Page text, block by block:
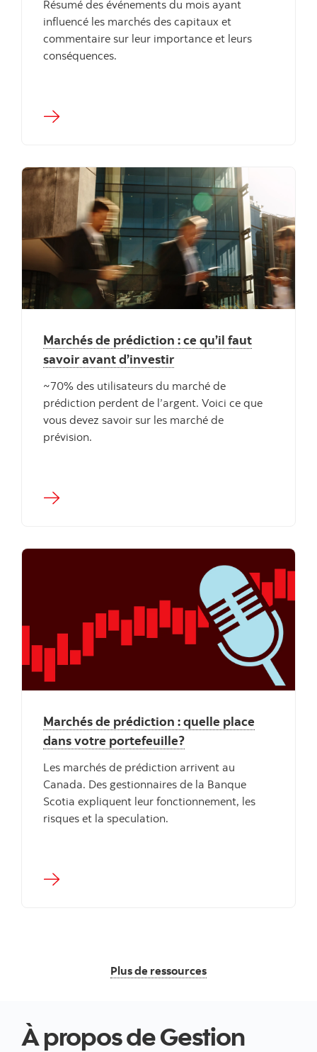
Résumé des événements du mois ayant
influencé les marchés des capitaux et
commentaire sur leur importance et leurs
conséquences.
"" ""
Marchés de prédiction : ce qu’il faut
savoir avant d’investir
~70% des utilisateurs du marché de
prédiction perdent de l’argent. Voici ce que
vous devez savoir sur les marché de
prévision.
Marchés de prédiction : quelle place
dans votre portefeuille?
Les marchés de prédiction arrivent au
Canada. Des gestionnaires de la Banque
Scotia expliquent leur fonctionnement, les
risques et la speculation.
Plus de ressources
À propos de Gestion